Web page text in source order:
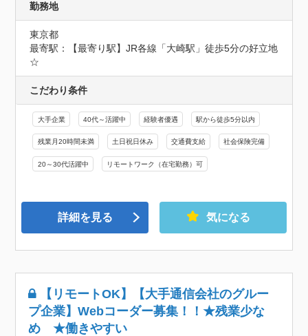
勤務地
東京都
最寄駅：【最寄り駅】JR各線「大崎駅」徒歩5分の好立地
☆
こだわり条件
大手企業 40代～活躍中 経験者優遇 駅から徒歩5分以内
残業月20時間未満 土日祝日休み 交通費支給 社会保険完備
20～30代活躍中 リモートワーク（在宅勤務）可
詳細を見る 気になる
【リモートOK】【大手通信会社のグルー
プ企業】Webコーダー募集！！★残業少な
め ★働きやすい